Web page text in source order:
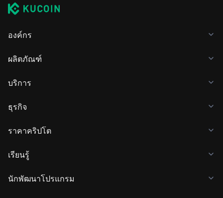
องค์กร
ผลิตภัณฑ์
บริการ
ธุรกิจ
ราคาคริปโต
เรียนรู้
นักพัฒนาโปรแกรม